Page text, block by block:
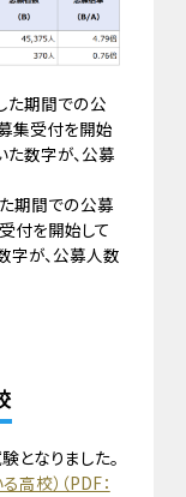
た期間での公
集受付を開始
た数字が、公募
期間での公募
付を開始して
字が、公募人数
となりました。
校）（PDF：